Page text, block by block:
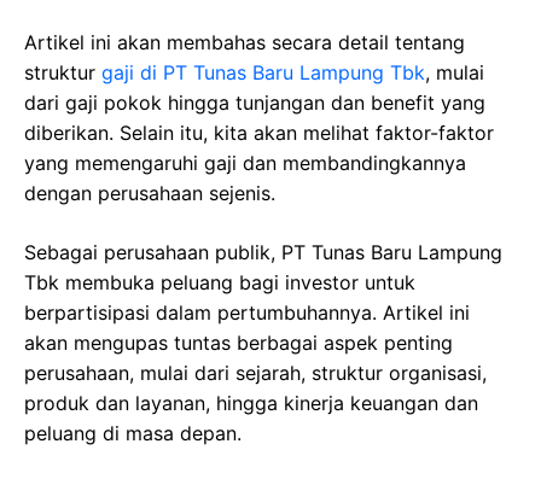
Artikel ini akan membahas secara detail tentang
struktur gaji di PT Tunas Baru Lampung Tbk, mulai
dari gaji pokok hingga tunjangan dan benefit yang
diberikan. Selain itu, kita akan melihat faktor-faktor
yang memengaruhi gaji dan membandingkannya
dengan perusahaan sejenis.
Sebagai perusahaan publik, PT Tunas Baru Lampung
Tbk membuka peluang bagi investor untuk
berpartisipasi dalam pertumbuhannya. Artikel ini
akan mengupas tuntas berbagai aspek penting
perusahaan, mulai dari sejarah, struktur organisasi,
produk dan layanan, hingga kinerja keuangan dan
peluang di masa depan.